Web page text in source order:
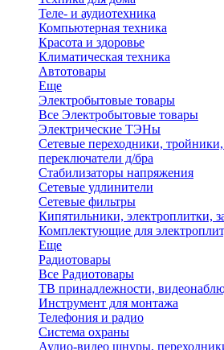
Теле- и аудиотехника
Компьютерная техника
Красота и здоровье
Климатическая техника
Автотовары
Еще
Электробытовые товары
Все Электробытовые товары
Электрические ТЭНы
Сетевые переходники,
переключатели д/бра
Стабилизаторы напряжения
Сетевые удлинители
Сетевые фильтры
Кипятильники, электроплитки,
Комплектующие для
Еще
Радиотовары
Все Радиотовары
ТВ принадлежности,
Инструмент для монтажа
Телефония и радио
Система охраны
Аудио-видео шнуры,